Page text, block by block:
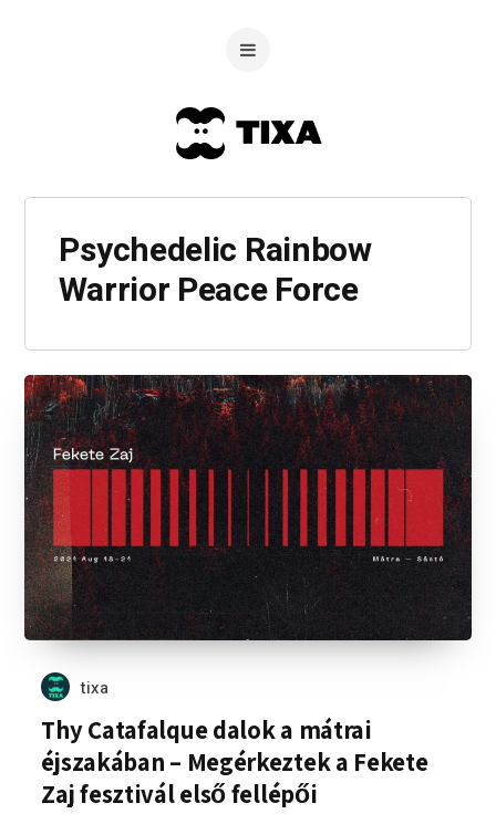
Psychedelic Rainbow
Warrior Peace Force
tixa
Thy Catafalque dalok a mátrai
éjszakában – Megérkeztek a Fekete
Zaj fesztivál első fellépői